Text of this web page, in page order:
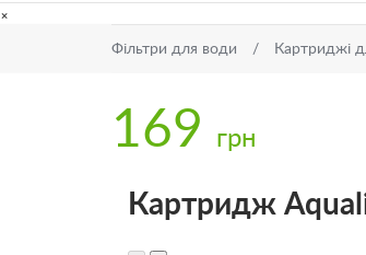
×
Фільтри для води Картриджі
169 грн
Картридж